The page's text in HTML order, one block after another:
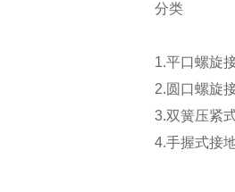
分类
1.平口螺旋
2.圆口螺旋
3.双簧压紧
4.手握式接